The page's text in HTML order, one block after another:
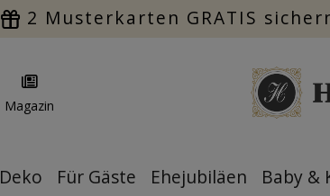
2 Musterkarten GRATIS
Magazin
Deko Für Gäste Ehejubiläen Baby &